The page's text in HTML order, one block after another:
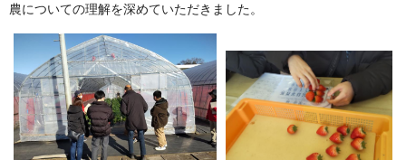
農についての理解を深めていただきました。